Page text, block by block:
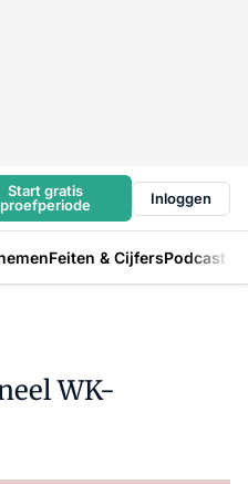
Start gratis
proefperiode
Inloggen
Feiten & CijfersPodcast
WK-